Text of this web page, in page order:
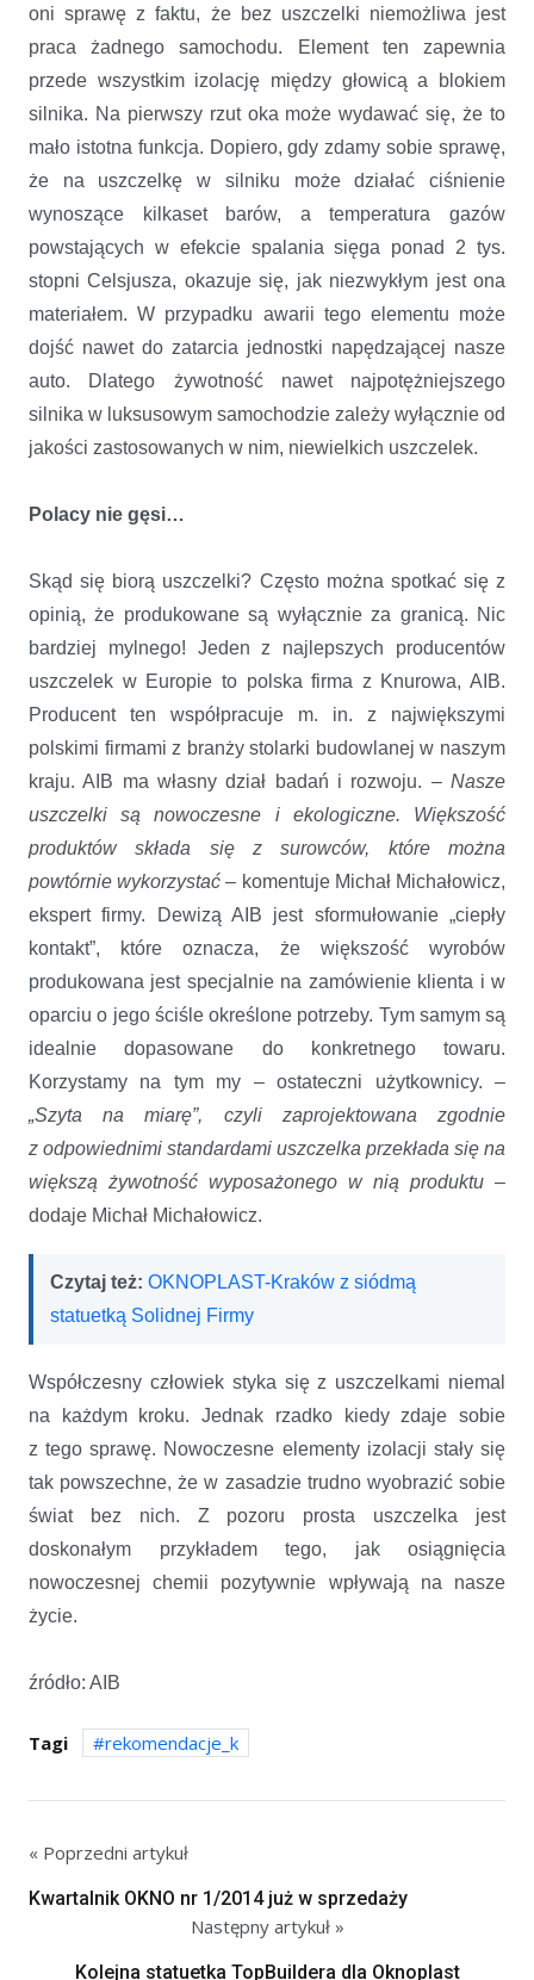
oni sprawę z faktu, że bez uszczelki niemożliwa jest
praca żadnego samochodu. Element ten zapewnia
przede wszystkim izolację między głowicą a blokiem
silnika. Na pierwszy rzut oka może wydawać się, że to
mało istotna funkcja. Dopiero, gdy zdamy sobie sprawę,
że na uszczelkę w silniku może działać ciśnienie
wynoszące kilkaset barów, a temperatura gazów
powstających w efekcie spalania sięga ponad 2 tys.
stopni Celsjusza, okazuje się, jak niezwykłym jest ona
materiałem. W przypadku awarii tego elementu może
dojść nawet do zatarcia jednostki napędzającej nasze
auto. Dlatego żywotność nawet najpotężniejszego
silnika w luksusowym samochodzie zależy wyłącznie od
jakości zastosowanych w nim, niewielkich uszczelek.
Polacy nie gęsi…
Skąd się biorą uszczelki? Często można spotkać się z
opinią, że produkowane są wyłącznie za granicą. Nic
bardziej mylnego! Jeden z najlepszych producentów
uszczelek w Europie to polska firma z Knurowa, AIB.
Producent ten współpracuje m. in. z największymi
polskimi firmami z branży stolarki budowlanej w naszym
kraju. AIB ma własny dział badań i rozwoju. – Nasze
uszczelki są nowoczesne i ekologiczne. Większość
produktów składa się z surowców, które można
powtórnie wykorzystać – komentuje Michał Michałowicz,
ekspert firmy. Dewizą AIB jest sformułowanie „ciepły
kontakt”, które oznacza, że większość wyrobów
produkowana jest specjalnie na zamówienie klienta i w
oparciu o jego ściśle określone potrzeby. Tym samym są
idealnie dopasowane do konkretnego towaru.
Korzystamy na tym my – ostateczni użytkownicy. –
„Szyta na miarę”, czyli zaprojektowana zgodnie
z odpowiednimi standardami uszczelka przekłada się na
większą żywotność wyposażonego w nią produktu –
dodaje Michał Michałowicz.
Czytaj też: OKNOPLAST-Kraków z siódmą
statuetką Solidnej Firmy
Współczesny człowiek styka się z uszczelkami niemal
na każdym kroku. Jednak rzadko kiedy zdaje sobie
z tego sprawę. Nowoczesne elementy izolacji stały się
tak powszechne, że w zasadzie trudno wyobrazić sobie
świat bez nich. Z pozoru prosta uszczelka jest
doskonałym przykładem tego, jak osiągnięcia
nowoczesnej chemii pozytywnie wpływają na nasze
życie.
źródło: AIB
Tagi rekomendacje_k
« Poprzedni artykuł
Kwartalnik OKNO nr 1/2014 już w sprzedaży
Następny artykuł »
Kolejna statuetka TopBuildera dla Oknoplast